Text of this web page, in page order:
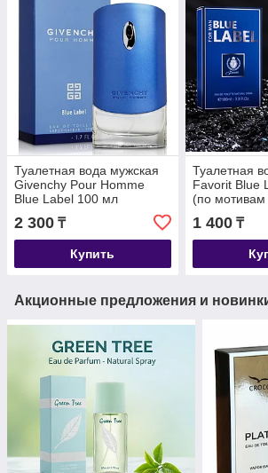
Туалетная вода мужская
Givenchy Pour Homme
Blue Label 100 мл
2 300 ₸
Купить
Туалетная
Favorit Blue
(по
(Givenchy)
1 400₸
Акционные предложения и